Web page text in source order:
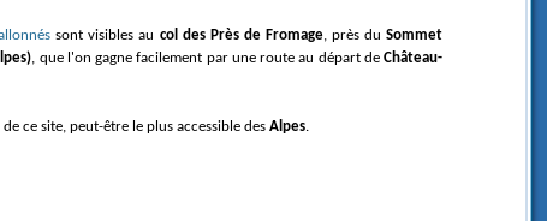
sont visibles au col des Près de Fromage, près duSommet
, que l'on gagne facilement par une route au départ deChâteau-
ce site, peut-être le plus accessible des Alpes.